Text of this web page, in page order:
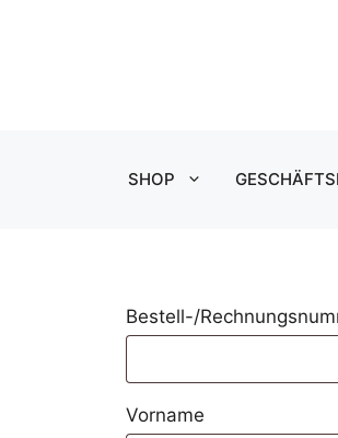
SHOP
Bestell-/
Vorname
Page URI *erforderlich